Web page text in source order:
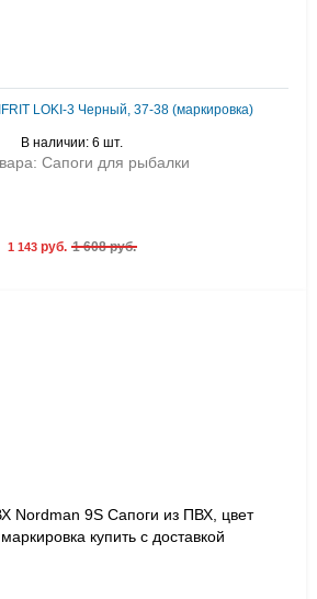
LOKI-3 Черный, 37-38 (маркировка)
В наличии: 6 шт.
Сапоги для рыбалки
1 143руб. 1 608 руб.